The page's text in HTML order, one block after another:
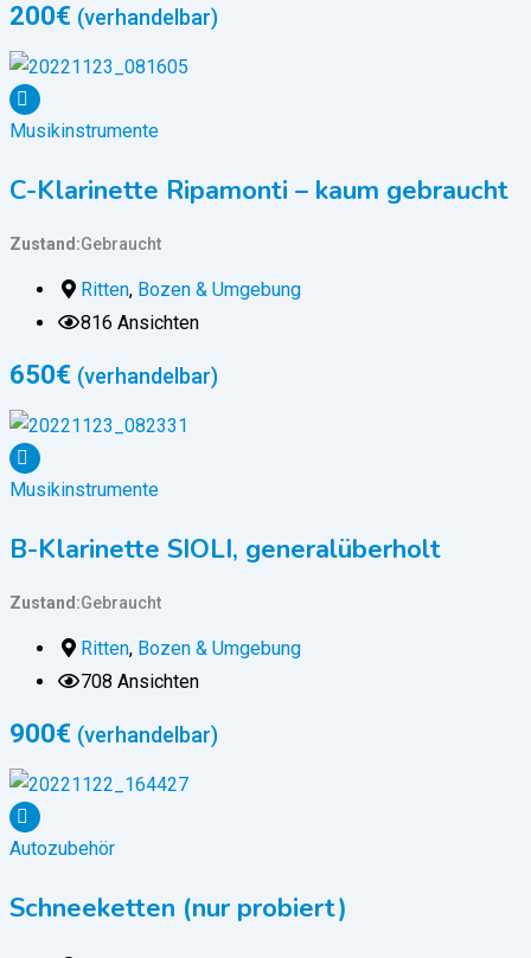
200€ (verhandelbar)
Musikinstrumente
C-Klarinette Ripamonti – kaum gebraucht
Zustand Gebraucht
Ritten, Bozen & Umgebung
816 Ansichten
650€ (verhandelbar)
Musikinstrumente
B-Klarinette SIOLI, generalüberholt
Zustand Gebraucht
Ritten, Bozen & Umgebung
708 Ansichten
900€ (verhandelbar)
Autozubehör
Schneeketten (nur probiert)